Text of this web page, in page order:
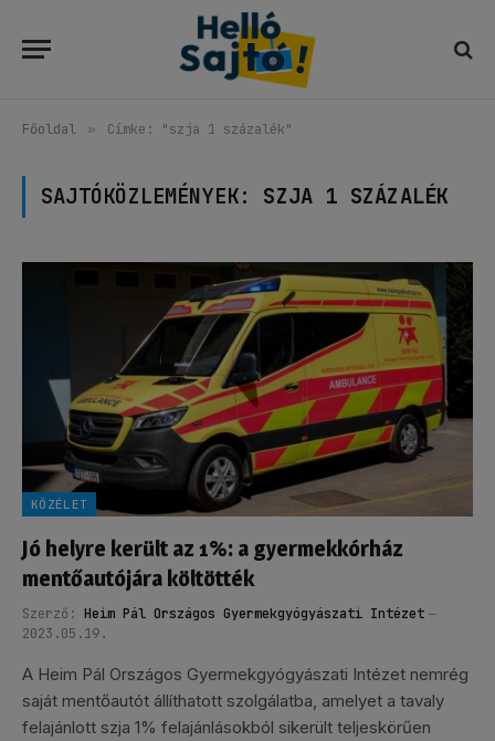
Főoldal » Címke: "szja 1 százalék"
SAJTÓKÖZLEMÉNYEK: SZJA 1 SZÁZALÉK
KÖZÉLET
Jó helyre került az 1%: a gyermekkórház
mentőautójára költötték
Szerző: Heim Pál Országos Gyermekgyógyászati Intézet
2023.05.19.
A Heim Pál Országos Gyermekgyógyászati Intézet nemrég
saját mentőautót állíthatott szolgálatba, amelyet a tavaly
felajánlott szja 1% felajánlásokból sikerült teljeskörűen